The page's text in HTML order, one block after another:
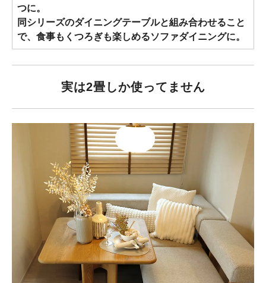
つに。
同シリーズのダイニングテーブルと組み合わせること
で、食事もくつろぎも楽しめるソファダイニングに。
実は2畳しか使ってません